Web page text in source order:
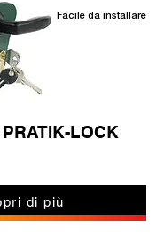
Facile da installare
LOCK
di più